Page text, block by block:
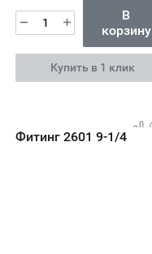
В
корзину
Купить в 1 клик
Фитинг 2601 9-1/4